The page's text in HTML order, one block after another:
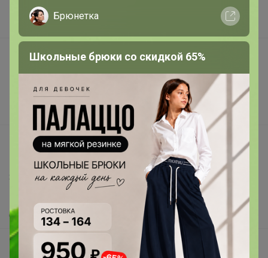
Наша команда
В наличии
Подарочные сертификаты
Реклама на сайте
Поставщикам
Вакансии
support@24-ok.ru
Написать в поддержку
Защита покупателя
О нас
Все предложения
Брюнетка
Школьные брюки со скидкой 65%